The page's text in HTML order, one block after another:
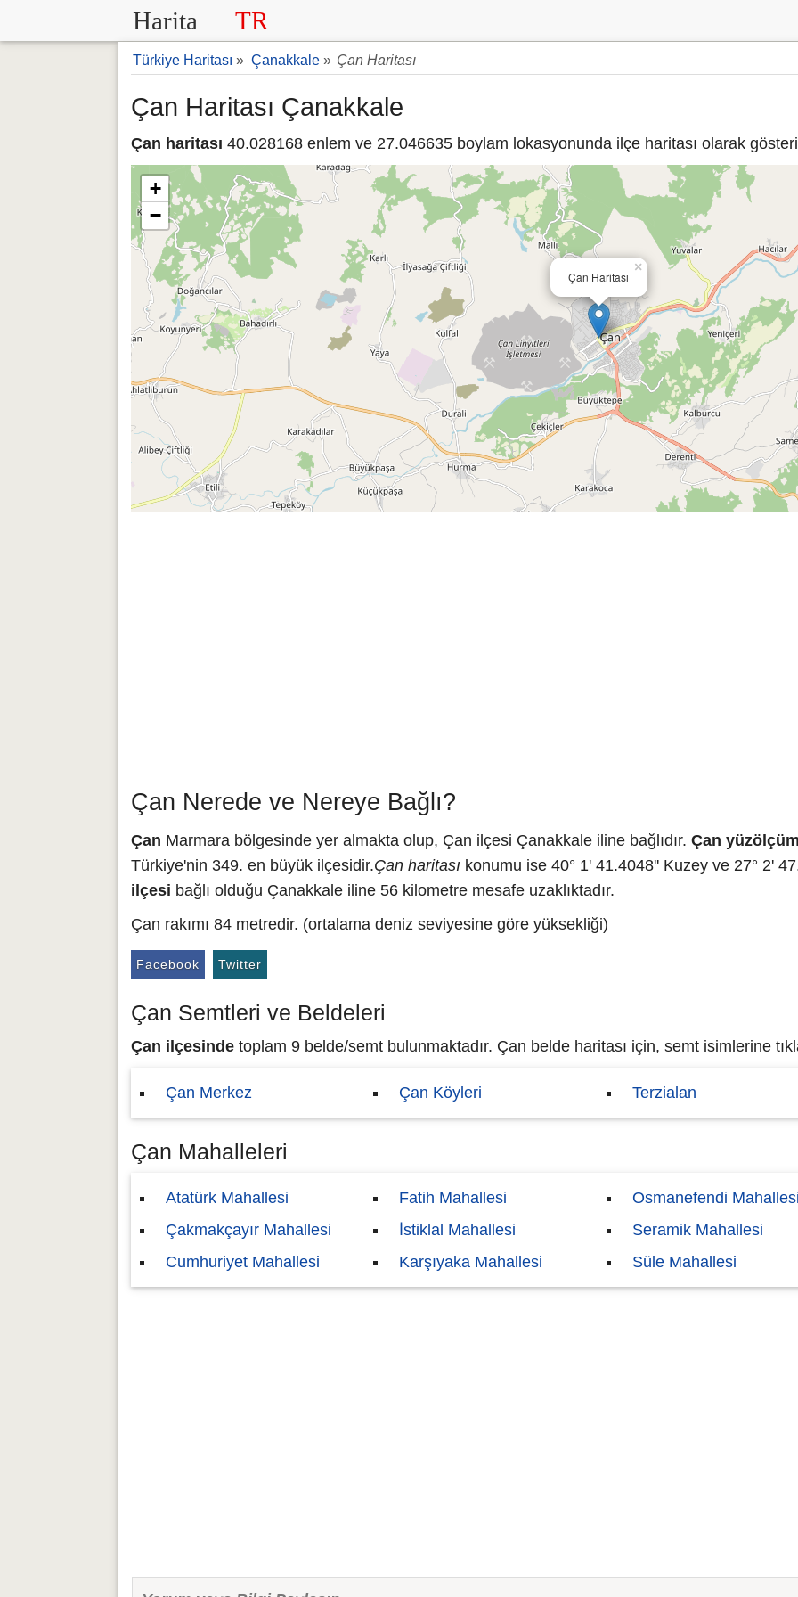
Harita TR
Türkiye Haritası » Çanakkale » Çan Haritası
Çan Haritası Çanakkale
Çan haritası 40.028168 enlem ve 27.046635 boylam lokasyonunda ilçe haritası olarak
Çan Haritası
×
+
−
Çan Nerede ve Nereye Bağlı?
Çan Marmara bölgesinde yer almakta olup, Çan ilçesi Çanakkale iline bağlıdır. Çan
Türkiye'nin 349. en büyük ilçesidir.Çan haritası konumu ise 40° 1' 41.4048'' Kuzey ve 27° 2'
ilçesi bağlı olduğu Çanakkale iline 56 kilometre mesafe uzaklıktadır.
Çan rakımı 84 metredir. (ortalama deniz seviyesine göre yüksekliği)
Facebook Twitter
Çan Semtleri ve Beldeleri
Çan ilçesinde toplam 9 belde/semt bulunmaktadır. Çan belde haritası için, semt isimlerine
Çan Merkez Çan Köyleri Terzialan
Çan Mahalleleri
Atatürk Mahallesi
Çakmakçayır Mahallesi
Cumhuriyet Mahallesi
Fatih Mahallesi
İstiklal Mahallesi
Karşıyaka Mahallesi
Osmanefendi
Seramik Mahallesi
Süle Mahallesi